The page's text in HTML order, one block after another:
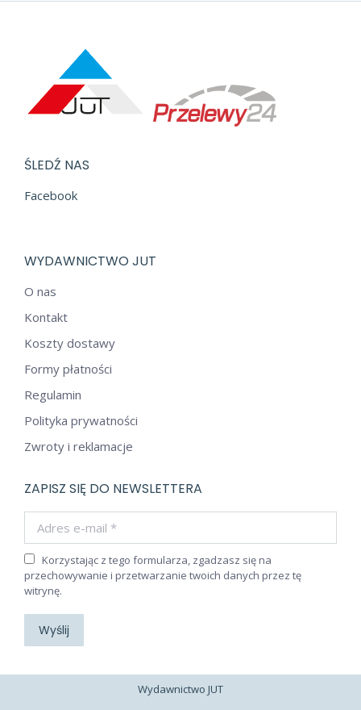
ŚLEDŹ NAS
Facebook
WYDAWNICTWO JUT
O nas
Kontakt
Koszty dostawy
Formy płatności
Regulamin
Polityka prywatności
Zwroty i reklamacje
ZAPISZ SIĘ DO NEWSLETTERA
Korzystając z tego formularza, zgadzasz się na
przechowywanie i przetwarzanie twoich danych przez tę
witrynę.
Wyślij
Wydawnictwo JUT